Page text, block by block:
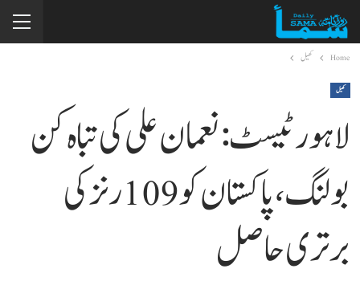
Home کھیل
کھیل
لاہور ٹیسٹ: نعمان علی کی تباہ کن
بولنگ، پاکستان کو 109 رنز کی
برتری حاصل